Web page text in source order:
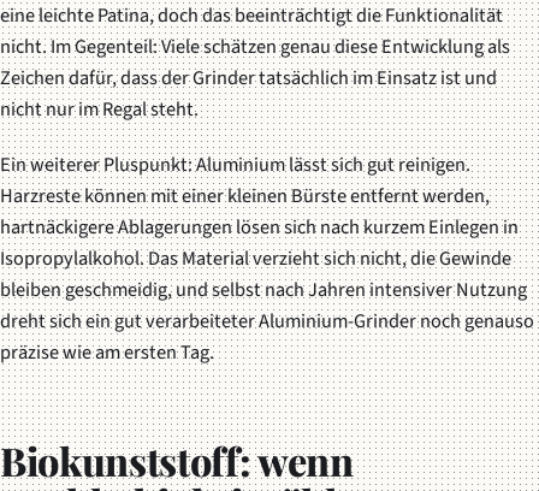
eine leichte Patina, doch das beeinträchtigt die Funktionalität
nicht. Im Gegenteil: Viele schätzen genau diese Entwicklung als
Zeichen dafür, dass der Grinder tatsächlich im Einsatz ist und
nicht nur im Regal steht.
Ein weiterer Pluspunkt:Aluminium lässt sich gut reinigen.
Harzreste können mit einer kleinen Bürste entfernt werden,
hartnäckigere Ablagerungen lösen sich nach kurzem Einlegen in
Isopropylalkohol. Das Material verzieht sich nicht, die Gewinde
bleiben geschmeidig, und selbst nach Jahren intensiver Nutzung
dreht sich ein gut verarbeiteter Aluminium-Grinder noch genauso
präzise wie am ersten Tag.
Biokunststoff: wenn